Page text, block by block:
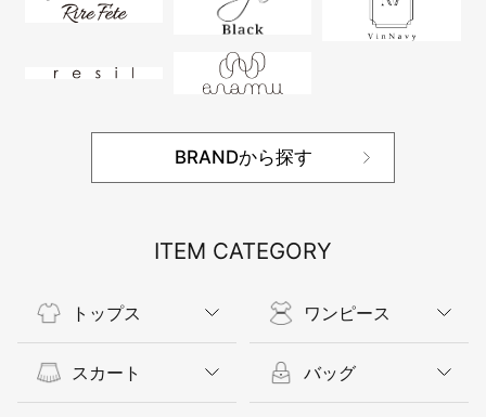
BRANDから探す
ITEM CATEGORY
トップス
スカート
ワンピース
バッグ